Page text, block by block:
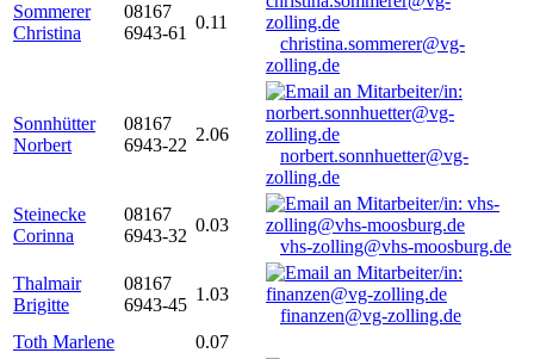
Sommerer
Christina
08167
6943-61
0.11
christina.sommerer@vg-
zolling.de
Sonnhütter
Norbert
08167
6943-22
2.06
norbert.sonnhuetter@vg-
zolling.de
Steinecke
Corinna
08167
6943-32
0.03
vhs-zolling@vhs-moosburg.de
Thalmair
Brigitte
08167
6943-45
1.03
finanzen@vg-zolling.de
Toth Marlene
0.07